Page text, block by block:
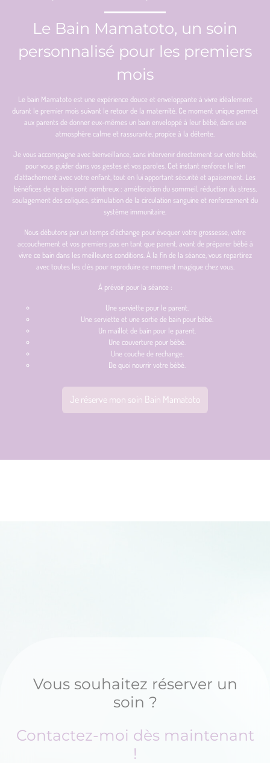
Le Bain Mamatoto, un soin
personnalisé pour les premiers
mois
Le bain Mamatoto est une expérience douce et enveloppante à vivre idéalement
durant le premier mois suivant le retour de la maternité. Ce moment unique permet
aux parents de donner eux-mêmes un bain enveloppé à leur bébé, dans une
atmosphère calme et rassurante, propice à la détente.
Je vous accompagne avec bienveillance, sans intervenir directement sur votre bébé,
pour vous guider dans vos gestes et vos paroles. Cet instant renforce le lien
d’attachement avec votre enfant, tout en lui apportant sécurité et apaisement. Les
bénéfices de ce bain sont nombreux : amélioration du sommeil, réduction du stress,
soulagement des coliques, stimulation de la circulation sanguine et renforcement du
système immunitaire.
Nous débutons par un temps d’échange pour évoquer votre grossesse, votre
accouchement et vos premiers pas en tant que parent, avant de préparer bébé à
vivre ce bain dans les meilleures conditions. À la fin de la séance, vous repartirez
avec toutes les clés pour reproduire ce moment magique chez vous.
À prévoir pour la séance :
Une serviette pour le parent.
Une serviette et une sortie de bain pour bébé.
Un maillot de bain pour le parent.
Une couverture pour bébé.
Une couche de rechange.
De quoi nourrir votre bébé.
Je réserve mon soin Bain Mamatoto
Vous souhaitez réserver un
soin ?
Contactez-moi dès maintenant
!